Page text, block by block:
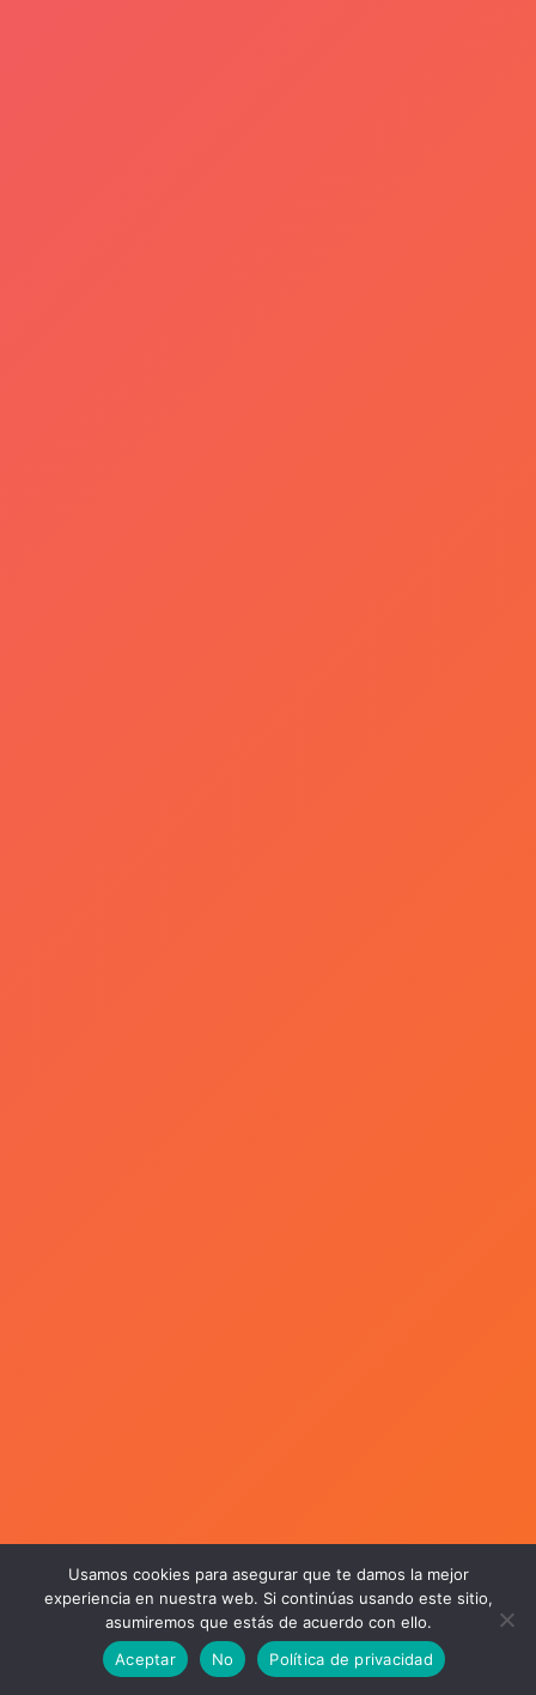
Usamos cookies para asegurar que te damos la mejor
experiencia en nuestra web. Si continúas usando este sitio,
asumiremos que estás de acuerdo con ello.
Aceptar
No Política de privacidad